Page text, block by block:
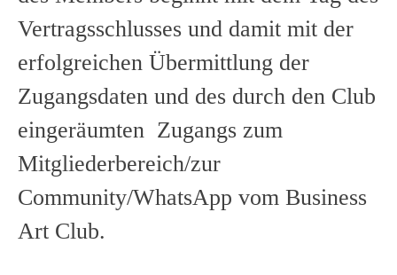
Vertragsschlusses und damit mit der
erfolgreichen Übermittlung der
Zugangsdaten und des durch den Club
eingeräumten Zugangs zum
Mitgliederbereich/zur
Community/WhatsApp vom Business
Art Club.